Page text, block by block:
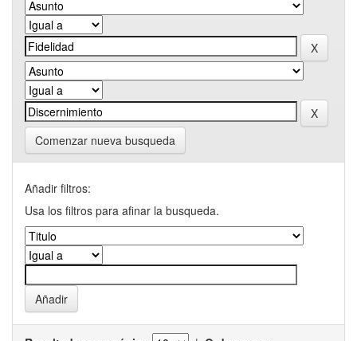
Comenzar nueva busqueda
Añadir filtros:
Usa los filtros para afinar la busqueda.